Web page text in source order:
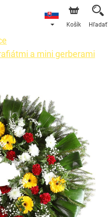
nášho e-shopu.
je od 11.8.2026 z
Košík Hľadať
a mini gerberami